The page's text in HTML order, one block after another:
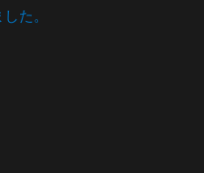
た。